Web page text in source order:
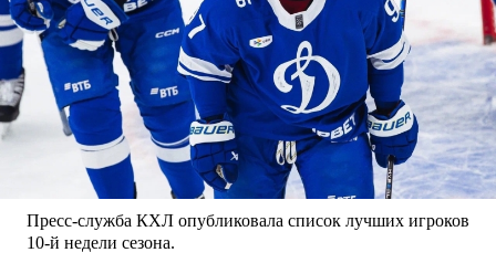
Пресс-служба КХЛ опубликовала список лучших игроков
10-й недели сезона.